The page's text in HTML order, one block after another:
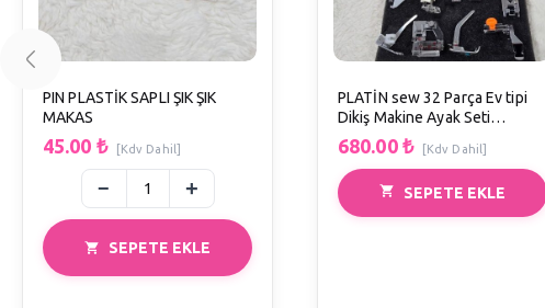
SEPETE EKLE
PIN PLASTİK SAPLI ŞIK ŞIK
MAKAS
45.00 ₺ [Kdv Dahil]
SEPETE EKLE
PLATİN sew 32 Parça Ev tipi
Dikiş Makine Ayak Seti
(Dönüştürücü ayak Hediye)
680.00 ₺ [Kdv Dahil]